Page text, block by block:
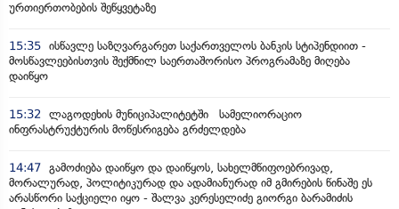
ურთიერთობების შეწყვეტაზე
15:35 ისწავლე საზღვარგარეთ საქართველოს ბანკის სტიპენდიით -
მოსწავლეებისთვის შექმნილ საერთაშორისო პროგრამაზე მიღება
დაიწყო
15:32 ლაგოდეხის მუნიციპალიტეტში სამელიორაციო
ინფრასტრუქტურის მოწესრიგება გრძელდება
14:47 გამოძიება დაიწყო და დაიწყოს, სახელმწიფოებრივად,
მორალურად, პოლიტიკურად და ადამიანურად იმ გმირების წინაშე ეს
არასწორი საქციელი იყო - შალვა კერესელიძე გიორგი ბარამიძის